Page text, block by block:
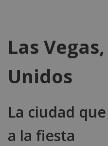
Las
Unidos
La ciudad
a la fiesta